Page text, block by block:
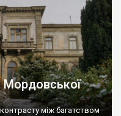
між багатством